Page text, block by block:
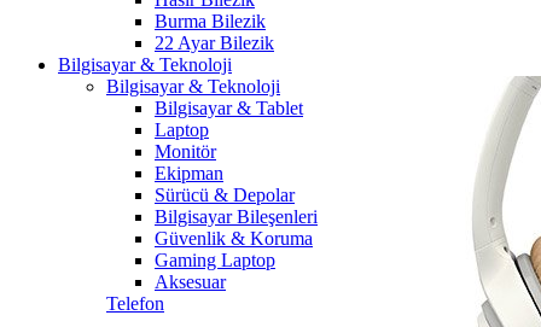
Burma Bilezik
22 Ayar Bilezik
Bilgisayar & Teknoloji
Bilgisayar & Teknoloji
Bilgisayar & Tablet
Laptop
Monitör
Ekipman
Sürücü & Depolar
Bilgisayar Bileşenleri
Güvenlik & Koruma
Gaming Laptop
Aksesuar
Telefon